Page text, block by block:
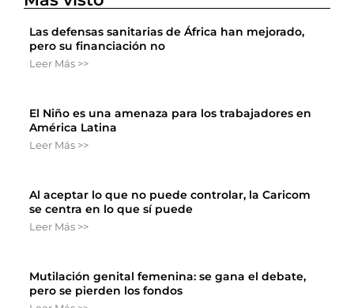
Las defensas sanitarias de África han mejorado,
pero su financiación no
Leer Más >>
El Niño es una amenaza para los trabajadores en
América Latina
Leer Más >>
Al aceptar lo que no puede controlar, la Caricom
se centra en lo que sí puede
Leer Más >>
Mutilación genital femenina: se gana el debate,
pero se pierden los fondos